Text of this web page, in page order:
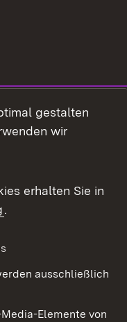
gestalten
wir
erhalten Sie in
.
ausschließlich
Elemente von